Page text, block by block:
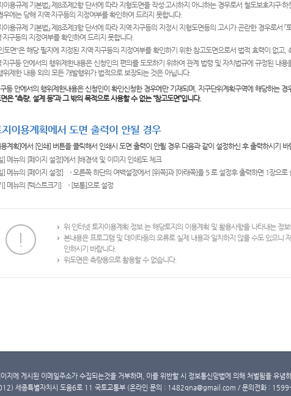
이용규제 기본법」 제8조제2항 단서에 따라 지형도면을 작성·고시하지 아니하는 경우로서 철도보호지
우에는 당해 지역·지구등의 지정여부를 확인하여 드리지 못합니다.
이용규제 기본법」 제8조제3항 단서에 따라 지역·지구등의 지정시 지형도면등의 고시가 곤란한 경우로
·지구등의 지정여부를 확인하여 드리지 못합니다.
도면"은 해당 필지에 지정된 지역·지구등의 지정여부를 확인하기 위한 참고도면으로서 법적 효력이 없고,
·지구등 안에서의 행위제한내용은 신청인의 편의를 도모하기 위하여 관계 법령 및 자치법규에 규정된 내
위제한 내용 외의 모든 개발행위가 법적으로 보장되는 것은 아닙니다.
구등 안에서의 행위제한내용은 신청인이 확인신청한 경우에만 기재되며, 지구단위계획구역에 해당하는
은“측량, 설계 등”과 그 밖의 목적으로 사용할 수 없는 “참고도면”입니다.
이용계획에서 도면 출력이 안될 경우
용계획]에서 [인쇄] 버튼을 클릭해서 인쇄시 도면 출력이 안될 경우 다음과 같이 설정하신 후 출력하시기 바
] 메뉴의 [페이지 설정]에서 [배경색 및 이미지 인쇄]도 체크
] 메뉴의 [페이지 설정] → 오른쪽 하단의 여백설정에서 [위쪽]과 [아래쪽]을 5 로 설정후 출력하면 1장으로
] 메뉴의 [텍스트크기] → [보통]으로 설정
위 인터넷 토지이용계획 정보 는 해당토지의 이용계획 및 활용사항을 나타내는 정
본내용은 프로그램 및 데이타등의 오류로 실제 내용과 일치하지 않을 수도 있으니
인하시기 바랍니다.
위도면은 측량용으로 활용할 수 없습니다.
지에 게시된 이메일주소가 수집되는것을 거부하며, 이를 위반할 시 정보통신망법에 의해 처벌됨을 유념
세종특별자치시 도움6로 11 국토교통부 (온라인 문의 : 1482qna@gmail.com / 문의전화 :